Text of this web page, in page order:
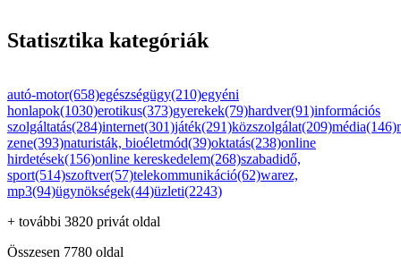
Statisztika kategóriák
autó-motor(658)egészségügy(210)egyéni
honlapok(1030)erotikus(373)gyerekek(79)hardver(91)információs
szolgáltatás(284)internet(301)játék(291)közszolgálat(209)média(146)
zene(393)naturisták, bioéletmód(39)oktatás(238)online
hirdetések(156)online kereskedelem(268)szabadidő,
sport(514)szoftver(57)telekommunikáció(62)warez,
mp3(94)ügynökségek(44)üzleti(2243)
+ további 3820 privát oldal
Összesen 7780 oldal